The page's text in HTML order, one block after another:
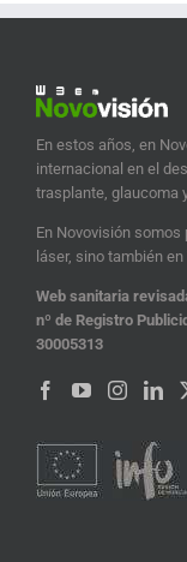
En estos años, en
internacional en el
trasplante, glaucoma
En Novovisión somos
láser, sino también
Web sanitaria
nº de Registro
30005313